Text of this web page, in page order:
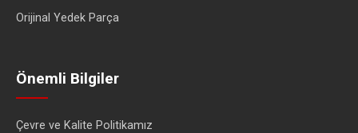
Orijinal Yedek Parça
Önemli Bilgiler
Çevre ve Kalite Politikamız